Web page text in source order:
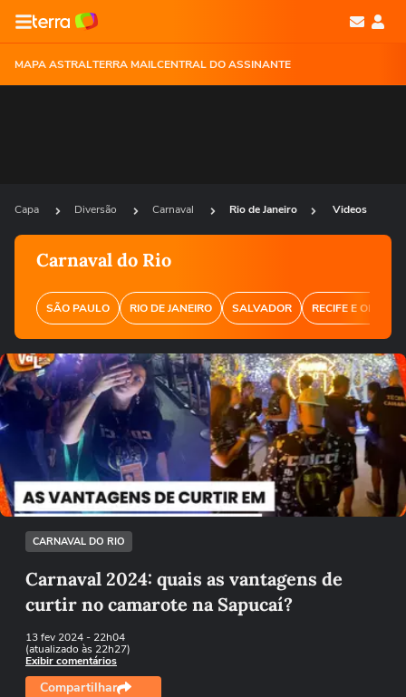
MAPA ASTRALTERRA MAILCENTRAL DO ASSINANTE
Capa Diversão Carnaval Rio de Janeiro Videos
Carnaval do Rio
SÃO PAULO RIO DE JANEIRO SALVADOR RECIFE E OLINDA
Ops!
Não foi possível reproduzir o vídeo
Tentar novamente
CARNAVAL DO RIO
Carnaval 2024: quais as vantagens de
curtir no camarote na Sapucaí?
13 fev 2024- 22h04
(atualizado às 22h27)
Exibir comentários
Compartilhar